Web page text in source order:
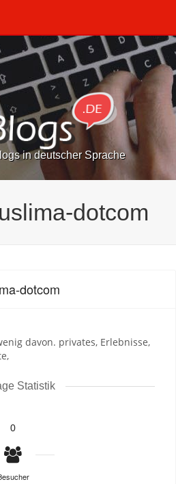
in deutscher Sprache
dotcom
dotcom
davon. privates, Erlebnisse,
Statistik
0